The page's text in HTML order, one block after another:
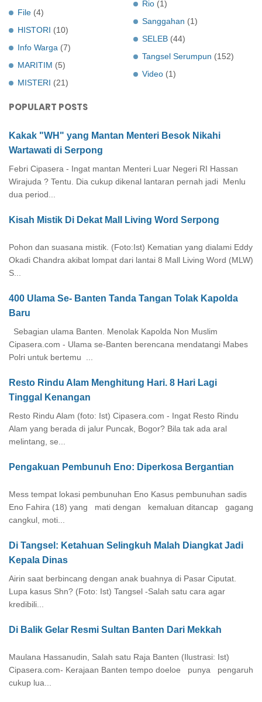
File (4)
HISTORI (10)
Info Warga (7)
MARITIM (5)
MISTERI (21)
Rio (1)
Sanggahan (1)
SELEB (44)
Tangsel Serumpun (152)
Video (1)
POPULART POSTS
Kakak "WH" yang Mantan Menteri Besok Nikahi
Wartawati di Serpong
Febri Cipasera - Ingat mantan Menteri Luar Negeri RI Hassan
Wirajuda ? Tentu. Dia cukup dikenal lantaran pernah jadi Menlu
dua period...
Kisah Mistik Di Dekat Mall Living Word Serpong
Pohon dan suasana mistik. (Foto:Ist) Kematian yang dialami Eddy
Okadi Chandra akibat lompat dari lantai 8 Mall Living Word (MLW)
S...
400 Ulama Se- Banten Tanda Tangan Tolak Kapolda
Baru
Sebagian ulama Banten. Menolak Kapolda Non Muslim
Cipasera.com - Ulama se-Banten berencana mendatangi Mabes
Polri untuk bertemu ...
Resto Rindu Alam Menghitung Hari. 8 Hari Lagi
Tinggal Kenangan
Resto Rindu Alam (foto: Ist) Cipasera.com - Ingat Resto Rindu
Alam yang berada di jalur Puncak, Bogor? Bila tak ada aral
melintang, se...
Pengakuan Pembunuh Eno: Diperkosa Bergantian
Mess tempat lokasi pembunuhan Eno Kasus pembunuhan sadis
Eno Fahira (18) yang mati dengan kemaluan ditancap gagang
cangkul, moti...
Di Tangsel: Ketahuan Selingkuh Malah Diangkat Jadi
Kepala Dinas
Airin saat berbincang dengan anak buahnya di Pasar Ciputat.
Lupa kasus Shn? (Foto: Ist) Tangsel -Salah satu cara agar
kredibili...
Di Balik Gelar Resmi Sultan Banten Dari Mekkah
Maulana Hassanudin, Salah satu Raja Banten (Ilustrasi: Ist)
Cipasera.com- Kerajaan Banten tempo doeloe punya pengaruh
cukup lua...